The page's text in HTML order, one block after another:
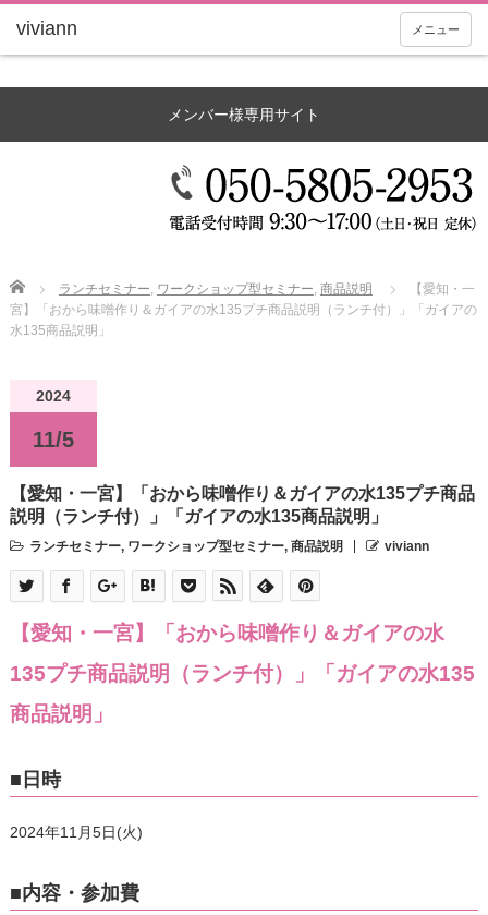
メニュー
メンバー様専用サイト
Home ランチセミナー, ワークショップ型セミナー, 商品説明
【愛知・一
宮】「おから味噌作り＆ガイアの水135プチ商品説明（ランチ付）」「ガイアの
水135商品説明」
2024
11/5
【愛知・一宮】「おから味噌作り＆ガイアの水135プチ商品
説明（ランチ付）」「ガイアの水135商品説明」
ランチセミナー, ワークショップ型セミナー, 商品説明 viviann
【愛知・一宮】「おから味噌作り＆ガイアの水
135プチ商品説明（ランチ付）」「ガイアの水135
商品説明」
■日時
2024年11月5日(火)
■内容・参加費